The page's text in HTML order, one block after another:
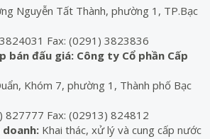
Nguyễn Tất Thành, phường 1, TP.Bạc
Fax: (0291) 3823836
bán đấu giá: Công ty Cổ phần Cấp
Khóm 7, phường 1, Thành phố Bạc
Fax: (02913) 824812
doanh: Khai thác, xử lý và cung cấp nước